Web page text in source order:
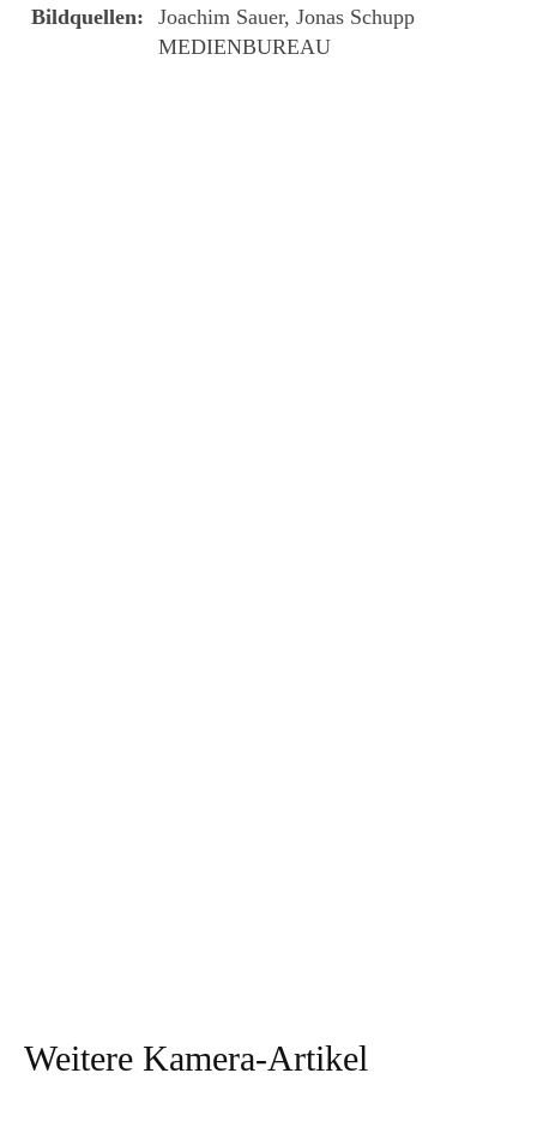
Bildquellen:
Joachim Sauer, Jonas Schupp
MEDIENBUREAU
Weitere Kamera-Artikel